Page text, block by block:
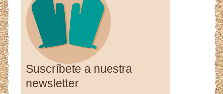
Suscríbete a nuestra
newsletter